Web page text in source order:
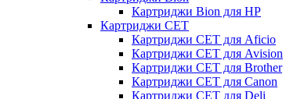
Картриджи Bion для HP
Картриджи CET
Картриджи CET для Aficio
Картриджи CET для Avision
Картриджи CET для Brother
Картриджи CET для Canon
Картриджи CET для Deli